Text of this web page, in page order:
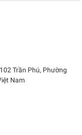
Trần Phú, Phường
Nam